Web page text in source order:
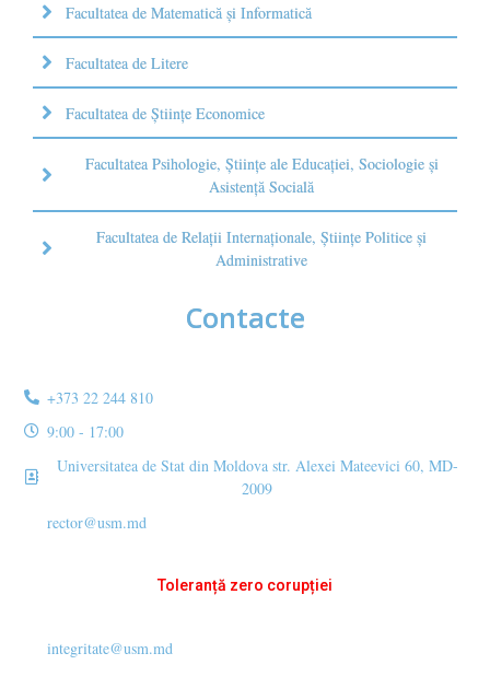
Facultatea de Matematică şi Informatică
Facultatea de Litere
Facultatea de Științe Economice
Facultatea Psihologie, Ştiinţe ale Educaţiei, Sociologie și
Asistență Socială
Facultatea de Relaţii Internaţionale, Ştiinţe Politice şi
Administrative
Contacte
+373 22 244 810
9:00 - 17:00
Universitatea de Stat din Moldova str. Alexei Mateevici 60, MD-
2009
rector@usm.md
Toleranță zero corupției
integritate@usm.md